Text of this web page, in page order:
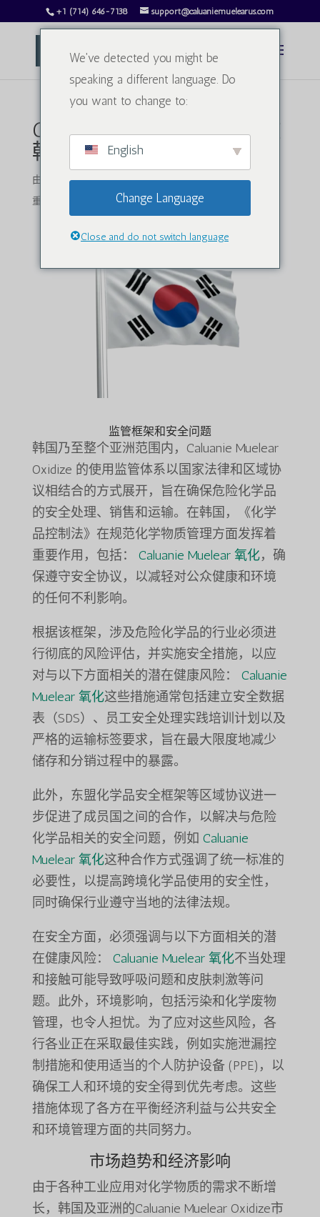
+1 (714) 646-7138 support@caluaniemuelearus.com
Caluanie Muelear Oxidize 在
韩国和亚洲的影响和使用
由 charlesphillips3813@gmail.com|2025 年 1 月 14 日
重水
监管框架和安全问题
韩国乃至整个亚洲范围内，Caluanie Muelear
Oxidize 的使用监管体系以国家法律和区域协
议相结合的方式展开，旨在确保危险化学品
的安全处理、销售和运输。在韩国，《化学
品控制法》在规范化学物质管理方面发挥着
重要作用，包括： Caluanie Muelear 氧化，确
保遵守安全协议，以减轻对公众健康和环境
的任何不利影响。
根据该框架，涉及危险化学品的行业必须进
行彻底的风险评估，并实施安全措施，以应
对与以下方面相关的潜在健康风险： Caluanie
Muelear 氧化这些措施通常包括建立安全数据
表（SDS）、员工安全处理实践培训计划以及
严格的运输标签要求，旨在最大限度地减少
储存和分销过程中的暴露。
此外，东盟化学品安全框架等区域协议进一
步促进了成员国之间的合作，以解决与危险
化学品相关的安全问题，例如 Caluanie
Muelear 氧化这种合作方式强调了统一标准的
必要性，以提高跨境化学品使用的安全性，
同时确保行业遵守当地的法律法规。
在安全方面，必须强调与以下方面相关的潜
在健康风险： Caluanie Muelear 氧化不当处理
和接触可能导致呼吸问题和皮肤刺激等问
题。此外，环境影响，包括污染和化学废物
管理，也令人担忧。为了应对这些风险，各
行各业正在采取最佳实践，例如实施泄漏控
制措施和使用适当的个人防护设备 (PPE)，以
确保工人和环境的安全得到优先考虑。这些
措施体现了各方在平衡经济利益与公共安全
和环境管理方面的共同努力。
市场趋势和经济影响
由于各种工业应用对化学物质的需求不断增
长，韩国及亚洲的Caluanie Muelear Oxidize市
We've detected you might be
speaking a different language. Do
you want to change to:
English
Change Language
Close and do not switch language